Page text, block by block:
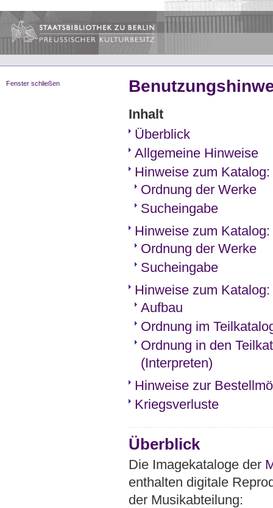
Fenster schließen
Inhalt
Überblick
Allgemeine Hinweise
Hinweise zum
Ordnung der Werke
Sucheingabe
Hinweise zum
Ordnung der Werke
Sucheingabe
Hinweise zum Katalog:
Aufbau
Ordnung im
Ordnung in den
(Interpreten)
Hinweise zur
Kriegsverluste
Überblick
Die Imagekataloge der
enthalten digitale
der Musikabteilung: